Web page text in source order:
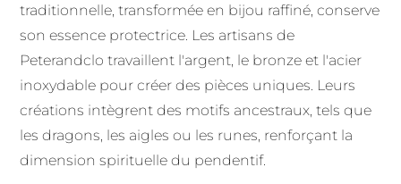
traditionnelle, transformée en bijou raffiné, conserve
son essence protectrice. Les artisans de
Peterandclo travaillent l'argent, le bronze et l'acier
inoxydable pour créer des pièces uniques. Leurs
créations intègrent des motifs ancestraux, tels que
les dragons, les aigles ou les runes, renforçant la
dimension spirituelle du pendentif.